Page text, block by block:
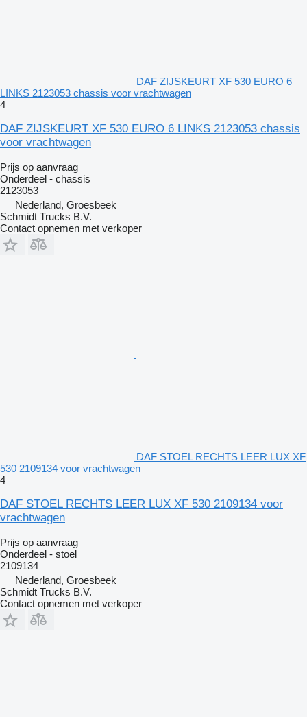
DAF ZIJSKEURT XF 530 EURO 6
LINKS 2123053 chassis voor vrachtwagen
4
DAF ZIJSKEURT XF 530 EURO 6 LINKS 2123053 chassis
voor vrachtwagen
Prijs op aanvraag
Onderdeel - chassis
2123053
Nederland, Groesbeek
Schmidt Trucks B.V.
Contact opnemen met verkoper
DAF STOEL RECHTS LEER LUX XF
530 2109134 voor vrachtwagen
4
DAF STOEL RECHTS LEER LUX XF 530 2109134 voor
vrachtwagen
Prijs op aanvraag
Onderdeel - stoel
2109134
Nederland, Groesbeek
Schmidt Trucks B.V.
Contact opnemen met verkoper